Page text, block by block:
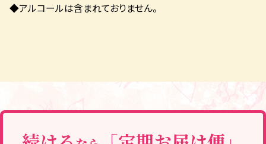
◆アルコールは含まれておりません。